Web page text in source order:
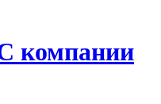
компании